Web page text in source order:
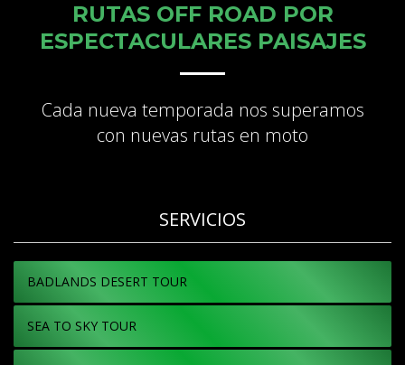
RUTAS OFF ROAD POR
ESPECTACULARES PAISAJES
Cada nueva temporada nos superamos
con nuevas rutas en moto
SERVICIOS
BADLANDS DESERT TOUR
SEA TO SKY TOUR